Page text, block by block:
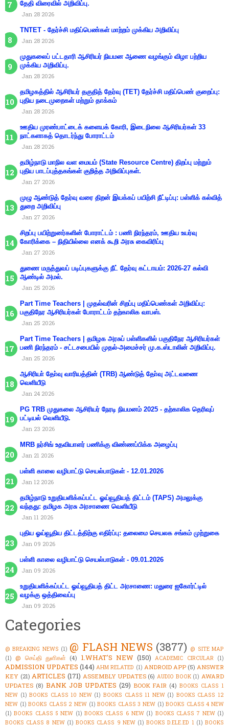
தேதி விரைவில் அறிவிப்பு.
Jan 28 2026
TNTET - தேர்ச்சி மதிப்பெண்கள் மாற்றம் முக்கிய அறிவிப்பு
Jan 28 2026
முதுகலைப் பட்டதாரி ஆசிரியர் நியமன ஆணை வழங்கும் விழா பற்றிய
முக்கிய அறிவிப்பு.
Jan 28 2026
தமிழகத்தில் ஆசிரியர் தகுதித் தேர்வு (TET) தேர்ச்சி மதிப்பெண் குறைப்பு:
புதிய நடைமுறைகள் மற்றும் தாக்கம்
Jan 28 2026
ஊதிய முரண்பாட்டைக் களையக் கோரி, இடைநிலை ஆசிரியர்கள் 33
நாட்களாகத் தொடர்ந்து போராட்டம்
Jan 28 2026
தமிழ்நாடு மாநில வள மையம் (State Resource Centre) திறப்பு மற்றும்
புதிய பாடப்புத்தகங்கள் குறித்த அறிவிப்புகள்.
Jan 27 2026
முழு ஆண்டுத் தேர்வு வரை திறன் இயக்கப் பயிற்சி நீட்டிப்பு: பள்ளிக் கல்வித்
துறை அறிவிப்பு
Jan 27 2026
சிறப்பு பயிற்றுனர்களின் போராட்டம் : பணி நிரந்தரம், ஊதிய உயர்வு
கோரிக்கை – நிதியில்லை எனக் கூறி அரசு கைவிரிப்பு
Jan 27 2026
துணை மருத்துவப் படிப்புகளுக்கு நீட் தேர்வு கட்டாயம்: 2026-27 கல்வி
ஆண்டில் அமல்.
Jan 25 2026
Part Time Teachers | முதல்வரின் சிறப்பு மதிப்பெண்கள் அறிவிப்பு:
பகுதிநேர ஆசிரியர்கள் போராட்டம் தற்காலிக வாபஸ்.
Jan 25 2026
Part Time Teachers | தமிழக அரசுப் பள்ளிகளில் பகுதிநேர ஆசிரியர்கள்
பணி நிரந்தரம் - சட்டசபையில் முதல்-அமைச்சர் மு.க.ஸ்டாலின் அறிவிப்பு.
Jan 25 2026
ஆசிரியா் தோ்வு வாரியத்தின் (TRB) ஆண்டுத் தோ்வு அட்டவணை
வெளியீடு
Jan 24 2026
PG TRB முதுகலை ஆசிரியர் நேரடி நியமனம் 2025 - தற்காலிக தெரிவுப்
பட்டியல் வெளியீடு.
Jan 23 2026
MRB நர்சிங் உதவியாளர் பணிக்கு விண்ணப்பிக்க அழைப்பு
Jan 21 2026
பள்ளி காலை வழிபாட்டு செயல்பாடுகள் - 12.01.2026
Jan 12 2026
தமிழ்நாடு உறுதியளிக்கப்பட்ட ஓய்வூதியத் திட்டம் (TAPS) அமலுக்கு
வந்தது: தமிழக அரசு அரசாணை வெளியீடு
Jan 11 2026
புதிய ஓய்வூதிய திட்டத்திற்கு எதிர்ப்பு: தலைமை செயலக சங்கம் முற்றுகை
Jan 09 2026
பள்ளி காலை வழிபாட்டு செயல்பாடுகள் - 09.01.2026
Jan 09 2026
உறுதியளிக்கப்பட்ட ஓய்வூதியத் திட்ட அரசாணை: மதுரை ஐகோர்ட்டில்
வழக்கு ஒத்திவைப்பு
Jan 09 2026
Categories
@ BREAKING NEWS (1) @ FLASH NEWS (3877) @ SITE MAP
(1) @ செய்தி துளிகள் (4) 1.WHAT'S NEW (150) ACADEMIC CIRCULAR (1)
ADMISSION UPDATES (144) AHM RELATED (1) ANDROID APP (5) ANSWER
KEY (21) ARTICLES (171) ASSEMBLY UPDATES (6) AUDIO BOOK (1) AWARD
UPDATES (8) BANK JOB UPDATES (29) BOOK FAIR (4) BOOKS CLASS 1
NEW (1) BOOKS CLASS 10 NEW (1) BOOKS CLASS 11 NEW (1) BOOKS CLASS 12
NEW (1) BOOKS CLASS 2 NEW (1) BOOKS CLASS 3 NEW (1) BOOKS CLASS 4 NEW
(1) BOOKS CLASS 5 NEW (1) BOOKS CLASS 6 NEW (1) BOOKS CLASS 7 NEW (1)
BOOKS CLASS 8 NEW (1) BOOKS CLASS 9 NEW (1) BOOKS D.ELE.ED 1 (1) BOOKS